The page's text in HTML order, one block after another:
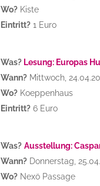
Wo?Kiste
Eintritt?1 Euro
Was? Lesung: Europas
Wann?Mittwoch,
Wo?Koeppenhaus
Eintritt?6 Euro
Was? Ausstellung:
Wann?Donnerstag,
Wo?Nexö Passage